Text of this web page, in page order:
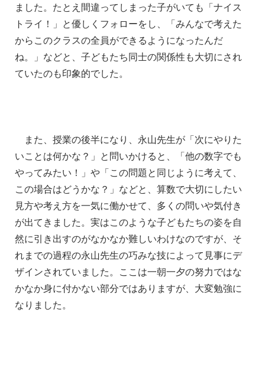
ました。たとえ間違ってしま った子がいても「ナイス
トライ！」と優しくフォローをし、「みんなで考えた
からこのクラスの全員ができるようになったんだ
ね。」 などと、子どもたち同士の関係性も大切にされ
ていたのも印象的でした。
また、授業の後半になり、永山先生が「次にやりた
いことは何かな ？」と問いかけると、「他の数字でも
やってみたい！」や「この問題と同じように考えて、
この場合はどうかな？」などと、算数で大切にしたい
見方や考え方を一気に働かせて、多くの問いや気付き
が出てきました。実はこのような子どもたちの姿を自
然に引き 出すのがなかなか難しいわけなのですが、そ
れまでの過程の永山先生の巧みな技によって見事にデ
ザインされていました。ここは一朝一夕の努力ではな
かなか身に付かない部分ではありますが、 大変勉強に
なりました。